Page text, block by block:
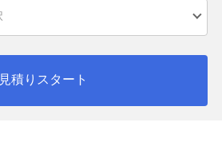
見積りスタート